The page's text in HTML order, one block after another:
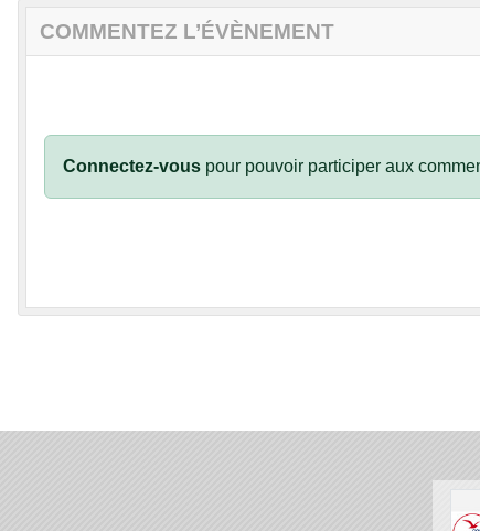
COMMENTEZ L’ÉVÈNEMENT
Connectez-vous pour pouvoir participer aux